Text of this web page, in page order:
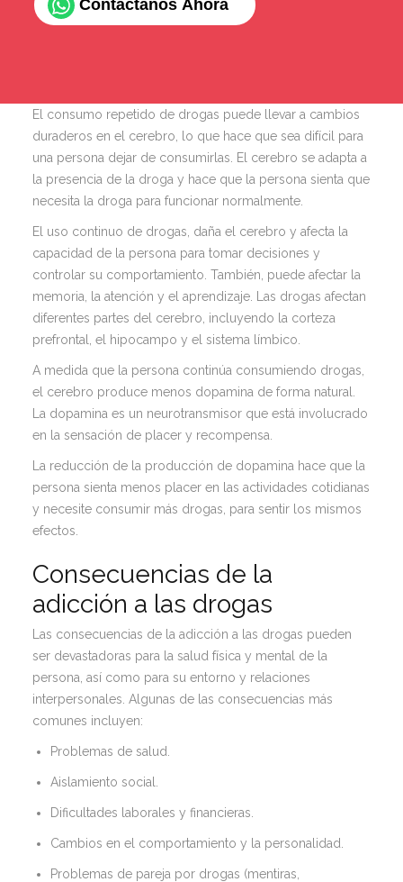
Contáctanos Ahora
El consumo repetido de drogas puede llevar a cambios
duraderos en el cerebro, lo que hace que sea difícil para
una persona dejar de consumirlas. El cerebro se adapta a
la presencia de la droga y hace que la persona sienta que
necesita la droga para funcionar normalmente.
El uso continuo de drogas, daña el cerebro y afecta la
capacidad de la persona para tomar decisiones y
controlar su comportamiento. También, puede afectar la
memoria, la atención y el aprendizaje. Las drogas afectan
diferentes partes del cerebro, incluyendo la corteza
prefrontal, el hipocampo y el sistema límbico.
A medida que la persona continúa consumiendo drogas,
el cerebro produce menos dopamina de forma natural.
La dopamina es un neurotransmisor que está involucrado
en la sensación de placer y recompensa.
La reducción de la producción de dopamina hace que la
persona sienta menos placer en las actividades cotidianas
y necesite consumir más drogas, para sentir los mismos
efectos.
Consecuencias de la
adicción a las drogas
Las consecuencias de la adicción a las drogas pueden
ser devastadoras para la salud física y mental de la
persona, así como para su entorno y relaciones
interpersonales. Algunas de las consecuencias más
comunes incluyen:
Problemas de salud.
Aislamiento social.
Dificultades laborales y financieras.
Cambios en el comportamiento y la personalidad.
Problemas de pareja por drogas (mentiras,